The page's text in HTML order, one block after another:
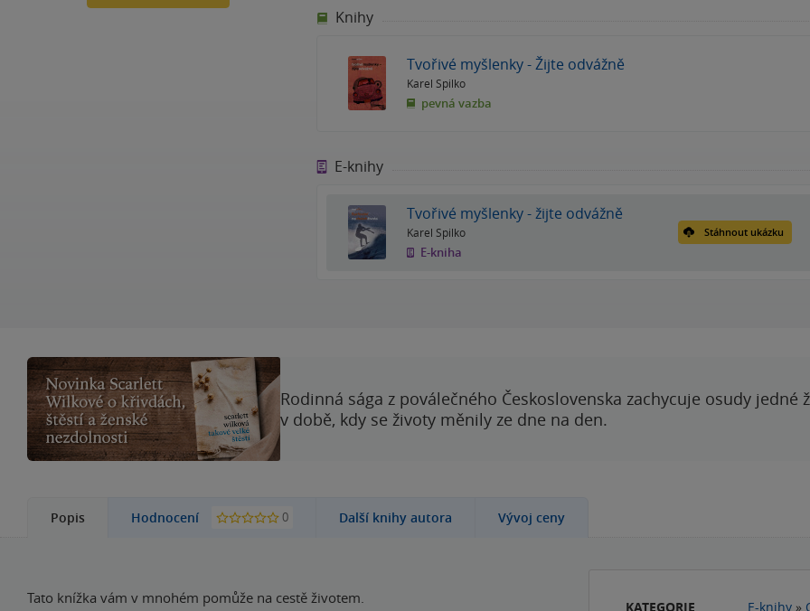
Knihy
Tvořivé myšlenky - Žijte odvážně
Karel Spilko
pevná vazba
E-knihy
Tvořivé myšlenky - žijte odvážně
Karel Spilko
E-kniha
Stáhnout ukázku
Rodinná sága z poválečného Československa zachycuje osudy jedné
v době, kdy se životy měnily ze dne na den.
Popis Hodnocení 0 Další knihy autora Vývoj ceny
Tato knížka vám v mnohém pomůže na cestě životem.
KATEGORIE E-knihy »